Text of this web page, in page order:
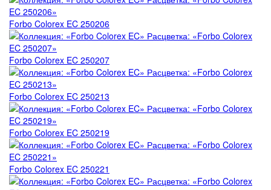
Forbo Colorex EC 250206
Forbo Colorex EC 250207
Forbo Colorex EC 250213
Forbo Colorex EC 250219
Forbo Colorex EC 250221